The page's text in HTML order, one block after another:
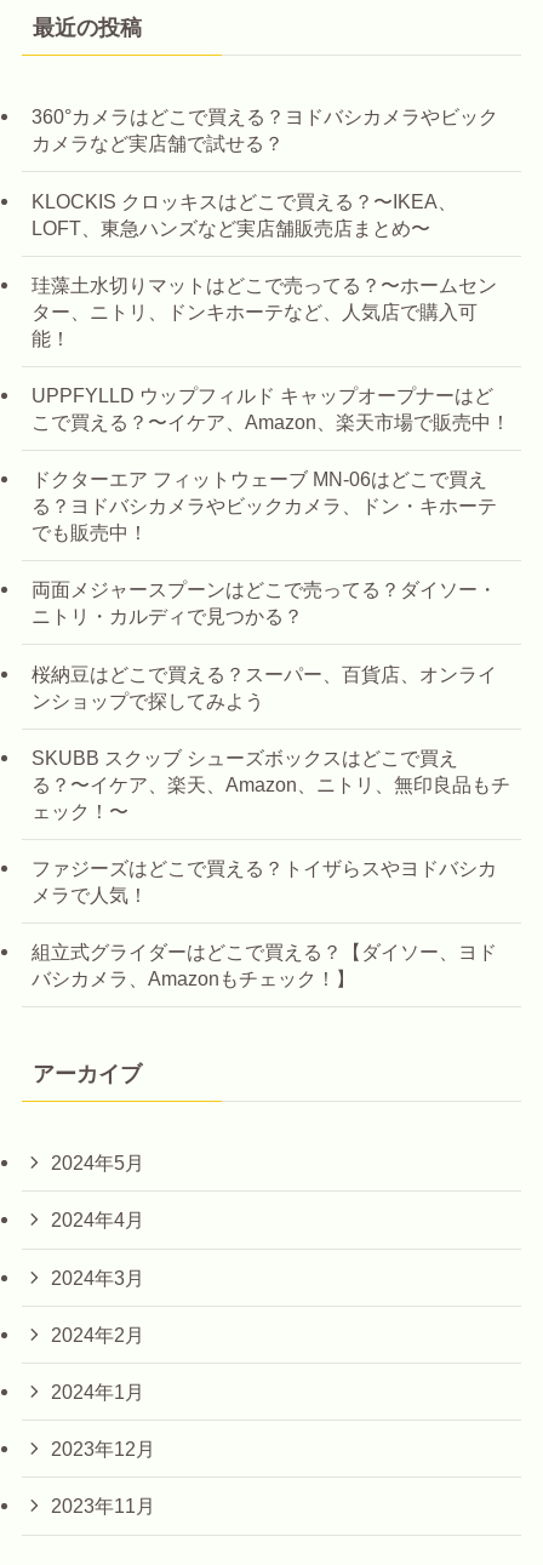
最近の投稿
360°カメラはどこで買える？ヨドバシカメラやビック
カメラなど実店舗で試せる？
KLOCKIS クロッキスはどこで買える？〜IKEA、
LOFT、東急ハンズなど実店舗販売店まとめ〜
珪藻土水切りマットはどこで売ってる？〜ホームセン
ター、ニトリ、ドンキホーテなど、人気店で購入可
能！
UPPFYLLD ウップフィルド キャップオープナーはど
こで買える？〜イケア、Amazon、楽天市場で販売中！
ドクターエア フィットウェーブ MN-06はどこで買え
る？ヨドバシカメラやビックカメラ、ドン・キホーテ
でも販売中！
両面メジャースプーンはどこで売ってる？ダイソー・
ニトリ・カルディで見つかる？
桜納豆はどこで買える？スーパー、百貨店、オンライ
ンショップで探してみよう
SKUBB スクッブ シューズボックスはどこで買え
る？〜イケア、楽天、Amazon、ニトリ、無印良品もチ
ェック！〜
ファジーズはどこで買える？トイザらスやヨドバシカ
メラで人気！
組立式グライダーはどこで買える？【ダイソー、ヨド
バシカメラ、Amazonもチェック！】
アーカイブ
2024年5月
2024年4月
2024年3月
2024年2月
2024年1月
2023年12月
2023年11月